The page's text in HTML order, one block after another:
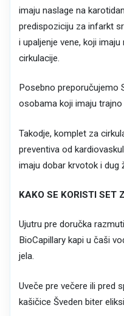
imaju naslage na
predispoziciju za infarkt
i upaljenje vene, koji
cirkulacije.
Posebno preporučujemo
osobama koji imaju
Takodje, komplet za
preventiva od
imaju dobar krvotok i dug
KAKO SE KORISTI SET
Ujutru pre doručka
BioCapillary kapi u čaši
jela.
Uveče pre večere ili pred
kašičice Šveden biter